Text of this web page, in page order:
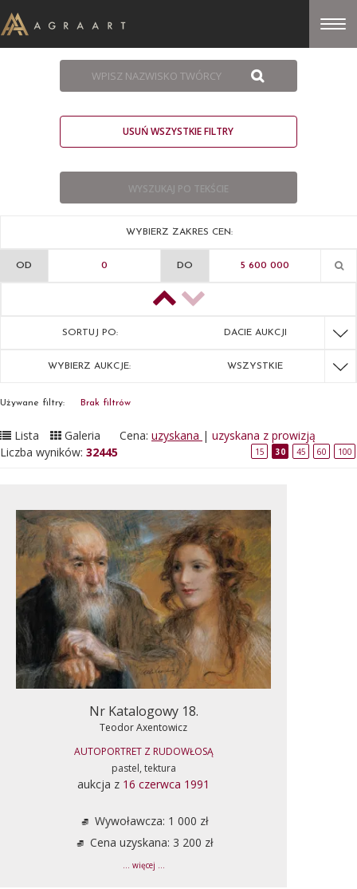
USUŃ WSZYSTKIE FILTRY
WYBIERZ ZAKRES CEN:
OD DO
SORTUJ PO: DACIE AUKCJI
WYBIERZ AUKCJE: WSZYSTKIE
Używane filtry: Brak filtrów
Lista Galeria Cena: uzyskana | uzyskana z prowizją
Liczba wyników: 32445 15 30 45 60 100
Nr Katalogowy 18.
Teodor Axentowicz
AUTOPORTRET Z RUDOWŁOSĄ
pastel, tektura
aukcja z 16 czerwca 1991
Wywoławcza: 1 000 zł
Cena uzyskana: 3 200 zł
... więcej ...